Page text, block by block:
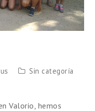
Sin categoría
Valorio, hemos